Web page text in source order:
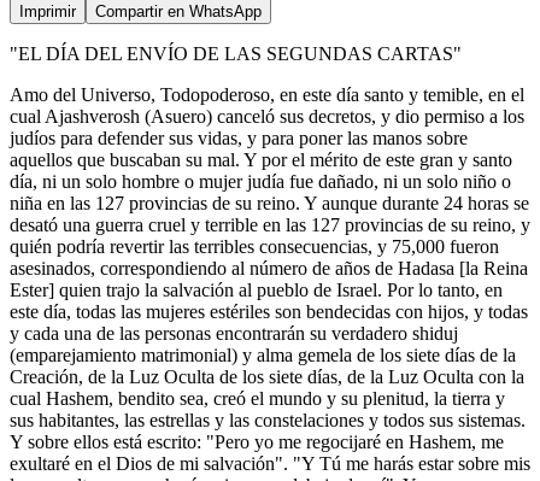
Imprimir Compartir en WhatsApp
"EL DÍA DEL ENVÍO DE LAS SEGUNDAS CARTAS"
Amo del Universo, Todopoderoso, en este día santo y temible, en el
cual Ajashverosh (Asuero) canceló sus decretos, y dio permiso a los
judíos para defender sus vidas, y para poner las manos sobre
aquellos que buscaban su mal. Y por el mérito de este gran y santo
día, ni un solo hombre o mujer judía fue dañado, ni un solo niño o
niña en las 127 provincias de su reino. Y aunque durante 24 horas se
desató una guerra cruel y terrible en las 127 provincias de su reino, y
quién podría revertir las terribles consecuencias, y 75,000 fueron
asesinados, correspondiendo al número de años de Hadasa [la Reina
Ester] quien trajo la salvación al pueblo de Israel. Por lo tanto, en
este día, todas las mujeres estériles son bendecidas con hijos, y todas
y cada una de las personas encontrarán su verdadero shiduj
(emparejamiento matrimonial) y alma gemela de los siete días de la
Creación, de la Luz Oculta de los siete días, de la Luz Oculta con la
cual Hashem, bendito sea, creó el mundo y su plenitud, la tierra y
sus habitantes, las estrellas y las constelaciones y todos sus sistemas.
Y sobre ellos está escrito: "Pero yo me regocijaré en Hashem, me
exultaré en el Dios de mi salvación". "Y Tú me harás estar sobre mis